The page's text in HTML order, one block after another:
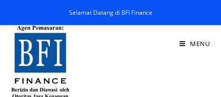
Selamat Datang di BFI Finance
MENU